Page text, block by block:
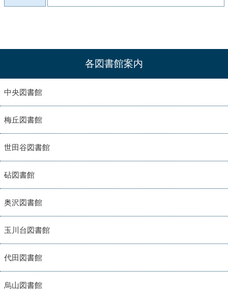
各図書館案内
中央図書館
梅丘図書館
世田谷図書館
砧図書館
奥沢図書館
玉川台図書館
代田図書館
烏山図書館